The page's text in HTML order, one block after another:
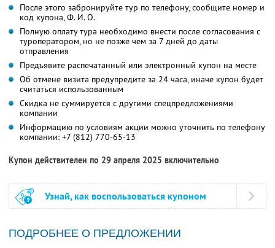
После этого забронируйте тур по телефону, сообщите номер и
код купона,Ф. И. О.
Полную оплату тура необходимо внести после согласования с
туроператором, но не позже чем за 7 дней до даты
отправления
Предъявите распечатанный или электронный купон на месте
Об отмене визита предупредите за 24 часа, иначе купон будет
считаться использованным
Скидка не суммируется с другими спецпредложениями
компании
Информацию по условиям акции можно уточнить по телефону
компании: +7 (812) 770-65-13
Купон действителен по 29 апреля 2025 включительно
Узнай, как воспользоваться купоном
ПОДРОБНЕЕ О ПРЕДЛОЖЕНИИ